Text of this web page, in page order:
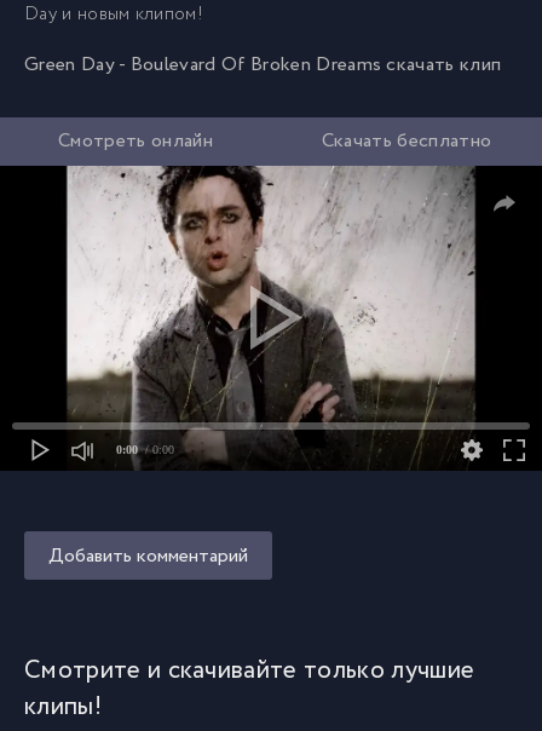
Day и новым клипом!
Green Day - Boulevard Of Broken Dreams скачать клип
Смотреть онлайн Скачать бесплатно
0:00 / 0:00
Добавить комментарий
Смотрите и скачивайте только лучшие
клипы!